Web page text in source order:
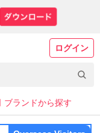
ログイン
ブランドから探す